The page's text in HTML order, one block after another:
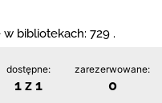
bibliotekach: 729 .
dostępne:
1 z 1
zarezerwowane:
0